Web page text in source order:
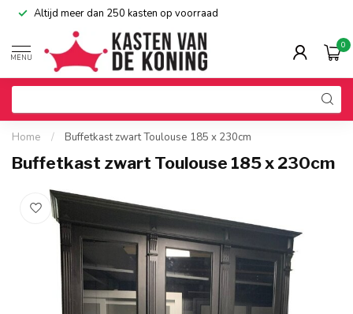
Altijd meer dan 250 kasten op voorraad
MENU
0
Home / Buffetkast zwart Toulouse 185 x 230cm
Buffetkast zwart Toulouse 185 x 230cm